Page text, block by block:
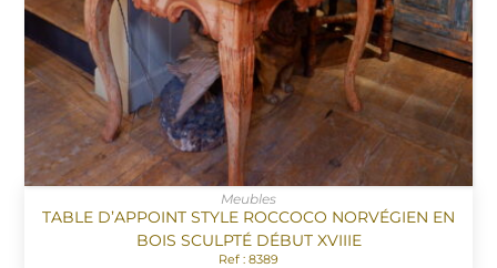
Meubles
TABLE D’APPOINT STYLE ROCCOCO NORVÉGIEN EN
BOIS SCULPTÉ DÉBUT XVIIIE
Ref : 8389